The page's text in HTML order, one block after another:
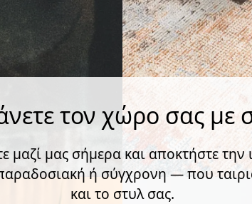
τον χώρο σας με
μαζί μας σήμερα και αποκτήστε την
ή σύγχρονη — που
και το στυλ σας.